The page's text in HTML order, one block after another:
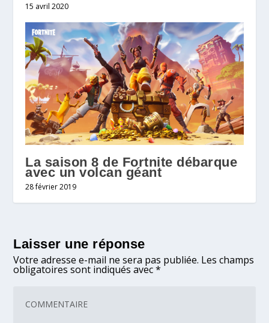
15 avril 2020
La saison 8 de Fortnite débarque
avec un volcan géant
28 février 2019
Laisser une réponse
Votre adresse e-mail ne sera pas publiée. Les champs
obligatoires sont indiqués avec*